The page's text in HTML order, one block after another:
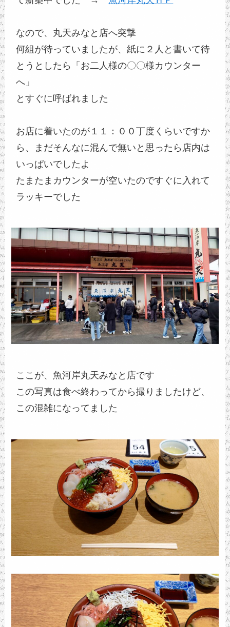
なので、丸天みなと店へ突撃
何組が待っていましたが、紙に２人と書いて待
とうとしたら「お二人様の〇〇様カウンター
へ」
とすぐに呼ばれました
お店に着いたのが１１：００丁度くらいですか
ら、まだそんなに混んで無いと思ったら店内は
いっぱいでしたよ
たまたまカウンターが空いたのですぐに入れて
ラッキーでした
ここが、魚河岸丸天みなと店です
この写真は食べ終わってから撮りましたけど、
この混雑になってました